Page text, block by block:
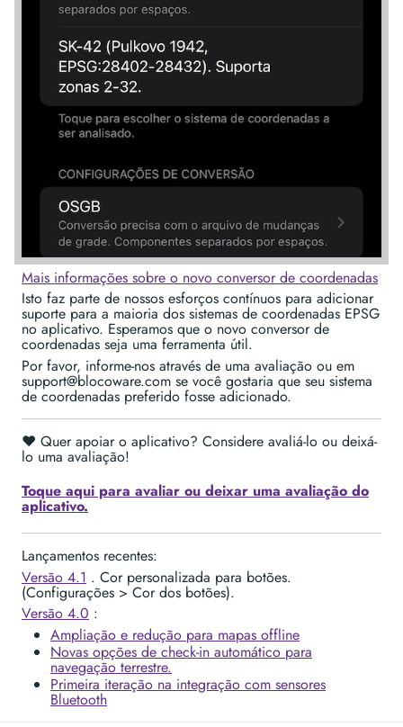
Mais informações sobre o novo conversor de coordenadas
Isto faz parte de nossos esforços contínuos para adicionar
suporte para a maioria dos sistemas de coordenadas EPSG
no aplicativo. Esperamos que o novo conversor de
coordenadas seja uma ferramenta útil.
Por favor, informe-nos através de uma avaliação ou em
support@blocoware.com se você gostaria que seu sistema
de coordenadas preferido fosse adicionado.
❤️ Quer apoiar o aplicativo? Considere avaliá-lo ou deixá-
lo uma avaliação!
Toque aqui para avaliar ou deixar uma avaliação do
aplicativo.
Lançamentos recentes:
Versão 4.1 . Cor personalizada para botões.
(Configurações > Cor dos botões).
Versão 4.0 :
Ampliação e redução para mapas offline
Novas opções de check-in automático para
navegação terrestre.
Primeira iteração na integração com sensores
Bluetooth